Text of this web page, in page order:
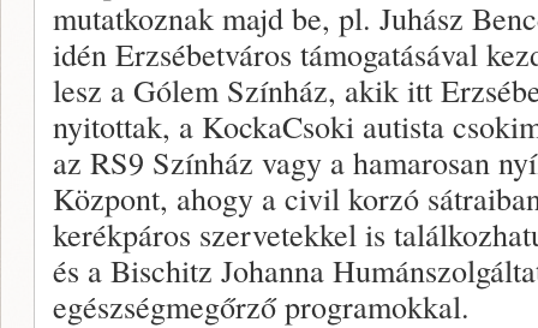
mutatkoznak majd be, pl. Juhász
idén Erzsébetváros támogatásával
lesz a Gólem Színház, akik itt
nyitottak, a KockaCsoki autista
az RS9 Színház vagy a hamarosan
Központ, ahogy a civil korzó
kerékpáros szervetekkel is
és a Bischitz Johanna
egészségmegőrző programokkal.